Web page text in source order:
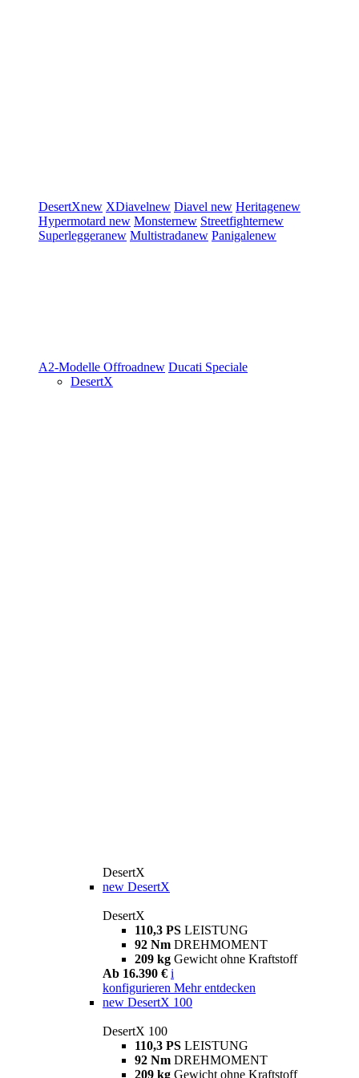
DesertXnew XDiavelnew Diavel new Heritagenew
Hypermotard new Monsternew Streetfighternew
Superleggeranew Multistradanew Panigalenew
A2-Modelle Offroadnew Ducati Speciale
DesertX
DesertX
new DesertX
DesertX
110,3 PS LEISTUNG
92 Nm DREHMOMENT
209 kg Gewicht ohne Kraftstoff
Ab 16.390 € i
konfigurieren Mehr entdecken
new DesertX 100
DesertX 100
110,3 PS LEISTUNG
92 Nm DREHMOMENT
209 kg Gewicht ohne Kraftstoff